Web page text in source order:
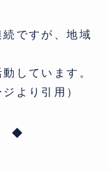
ですが、地域
しています。
より引用）
◆